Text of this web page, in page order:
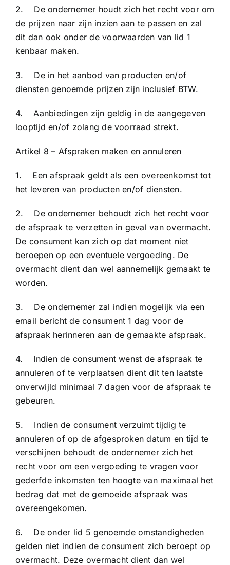
2. De ondernemer houdt zich het recht voor om
de prijzen naar zijn inzien aan te passen en zal
dit dan ook onder de voorwaarden van lid 1
kenbaar maken.
3. De in het aanbod van producten en/of
diensten genoemde prijzen zijn inclusief BTW.
4. Aanbiedingen zijn geldig in de aangegeven
looptijd en/of zolang de voorraad strekt.
Artikel 8 – Afspraken maken en annuleren
1. Een afspraak geldt als een overeenkomst tot
het leveren van producten en/of diensten.
2. De ondernemer behoudt zich het recht voor
de afspraak te verzetten in geval van overmacht.
De consument kan zich op dat moment niet
beroepen op een eventuele vergoeding. De
overmacht dient dan wel aannemelijk gemaakt te
worden.
3. De ondernemer zal indien mogelijk via een
email bericht de consument 1 dag voor de
afspraak herinneren aan de gemaakte afspraak.
4. Indien de consument wenst de afspraak te
annuleren of te verplaatsen dient dit ten laatste
onverwijld minimaal 7 dagen voor de afspraak te
gebeuren.
5. Indien de consument verzuimt tijdig te
annuleren of op de afgesproken datum en tijd te
verschijnen behoudt de ondernemer zich het
recht voor om een vergoeding te vragen voor
gederfde inkomsten ten hoogte van maximaal het
bedrag dat met de gemoeide afspraak was
overeengekomen.
6. De onder lid 5 genoemde omstandigheden
gelden niet indien de consument zich beroept op
overmacht. Deze overmacht dient dan wel